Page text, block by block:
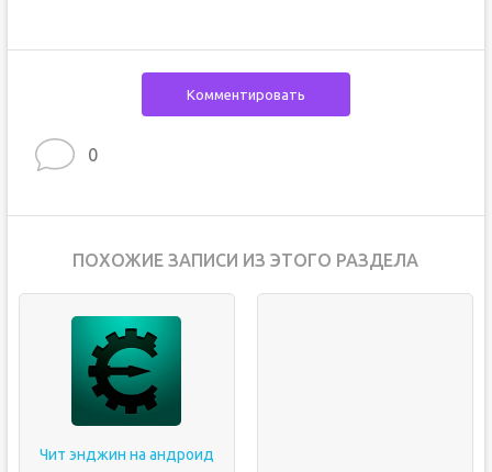
Комментировать
0
ПОХОЖИЕ ЗАПИСИ ИЗ ЭТОГО РАЗДЕЛА
Чит энджин на андроид